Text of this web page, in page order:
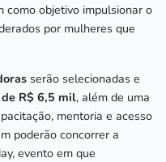
como objetivo impulsionar o
por mulheres que
serão selecionadas e
R$ 6,5 mil, além de uma
mentoria e acesso
poderão concorrer a
evento em que